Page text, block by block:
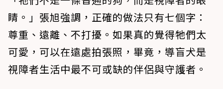
睛。」張旭強調，正確的做法只有七個字：
尊重、遠離、不打擾 。如果真的覺得牠們太
可愛，可以在遠處拍張照，畢竟，導盲犬是
視障者生活中最不可或缺的伴侶與守護者。